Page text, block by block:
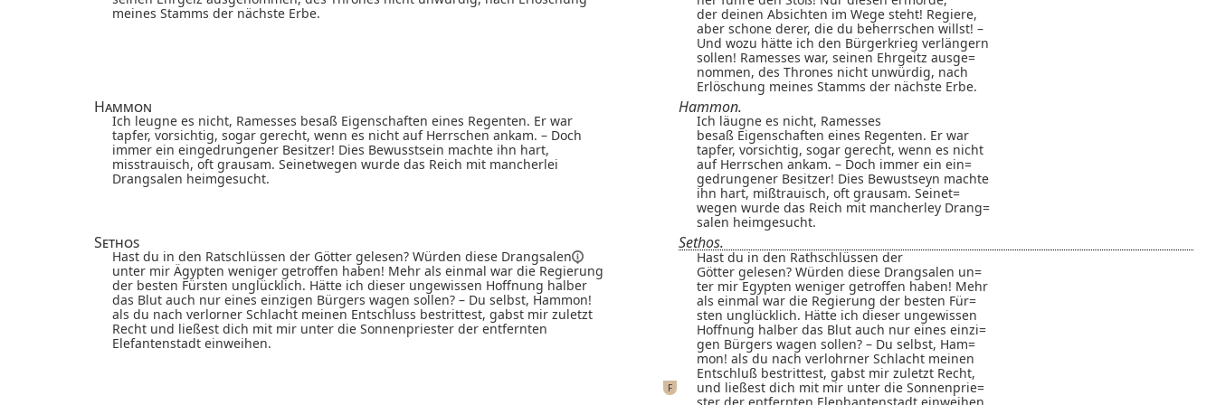
meines Stamms der nächste Erbe.
der deinen Absichten im Wege steht! Regiere,
aber schone derer, die du beherrschen willst! –
Und wozu hätte ich den Bürgerkrieg verlängern
sollen! Ramesses war, seinen Ehrgeitz ausge=
nommen, des Thrones nicht unwürdig, nach
Erlöschung meines Stamms der nächste Erbe.
Hammon Hammon.
Ich leugne es nicht, Ramesses besaß Eigenschaften eines Regenten. Er war
tapfer, vorsichtig, sogar gerecht, wenn es nicht auf Herrschen ankam. – Doch
immer ein eingedrungener Besitzer! Dies Bewusstsein machte ihn hart,
misstrauisch, oft grausam. Seinetwegen wurde das Reich mit mancherlei
Drangsalen heimgesucht.
Ich läugne es nicht, Ramesses
besaß Eigenschaften eines Regenten. Er war
tapfer, vorsichtig, sogar gerecht, wenn es nicht
auf Herrschen ankam. – Doch immer ein ein=
gedrungener Besitzer! Dies Bewustseyn machte
ihn hart, mißtrauisch, oft grausam. Seinet=
wegen wurde das Reich mit mancherley Drang=
salen heimgesucht.
Sethos Sethos.
Hast du in den Ratschlüssen der Götter gelesen? Würden diese Drangsalen
unter mir Ägypten weniger getroffen haben! Mehr als einmal war die Regierung
der besten Fürsten unglücklich. Hätte ich dieser ungewissen Hoffnung halber
das Blut auch nur eines einzigen Bürgers wagen sollen? – Du selbst, Hammon!
als du nach verlorner Schlacht meinen Entschluss bestrittest, gabst mir zuletzt
Recht und ließest dich mit mir unter die Sonnenpriester der entfernten
Elefantenstadt einweihen.
Hast du in den Rathschlüssen der
Götter gelesen? Würden diese Drangsalen un=
ter mir Egypten weniger getroffen haben! Mehr
als einmal war die Regierung der besten Für=
sten unglücklich. Hätte ich dieser ungewissen
Hoffnung halber das Blut auch nur eines einzi=
gen Bürgers wagen sollen? – Du selbst, Ham=
mon! als du nach verlohrner Schlacht meinen
Entschluß bestrittest, gabst mir zuletzt Recht,
F
und ließest dich mit mir unter die Sonnenprie=
ster der entfernten Elephantenstadt einweihen.